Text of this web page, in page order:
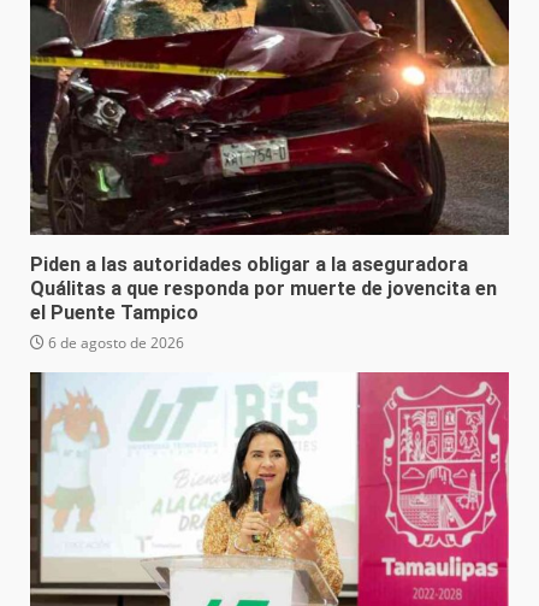
Piden a las autoridades obligar a la aseguradora
Quálitas a que responda por muerte de jovencita en
el Puente Tampico
6 de agosto de 2026